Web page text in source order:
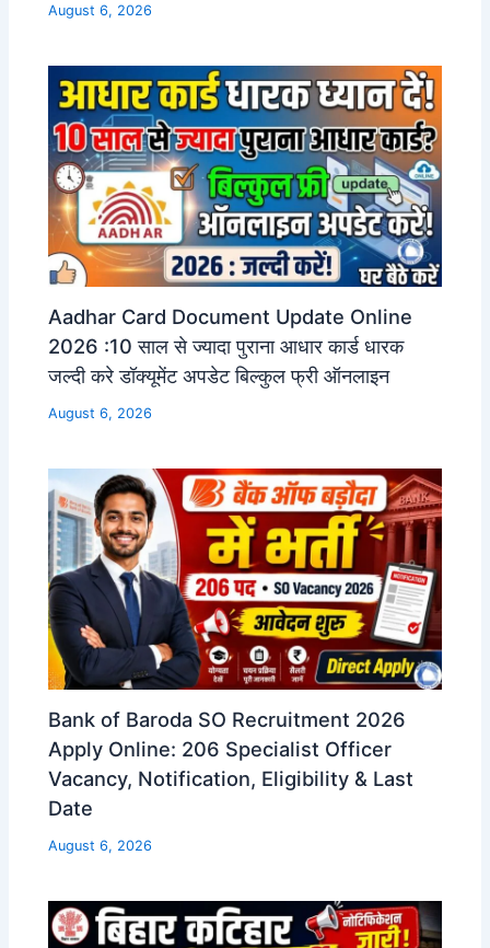
August 6, 2026
Aadhar Card Document Update Online
2026 :10 साल से ज्यादा पुराना आधार कार्ड धारक
जल्दी करे डॉक्यूमेंट अपडेट बिल्कुल फ्री ऑनलाइन
August 6, 2026
Bank of Baroda SO Recruitment 2026
Apply Online: 206 Specialist Officer
Vacancy, Notification, Eligibility & Last
Date
August 6, 2026